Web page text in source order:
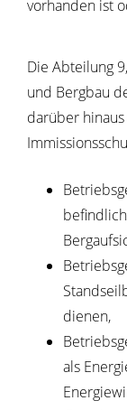
vorhanden ist
Die Abteilung
und Bergbau
darüber
dienen,
als